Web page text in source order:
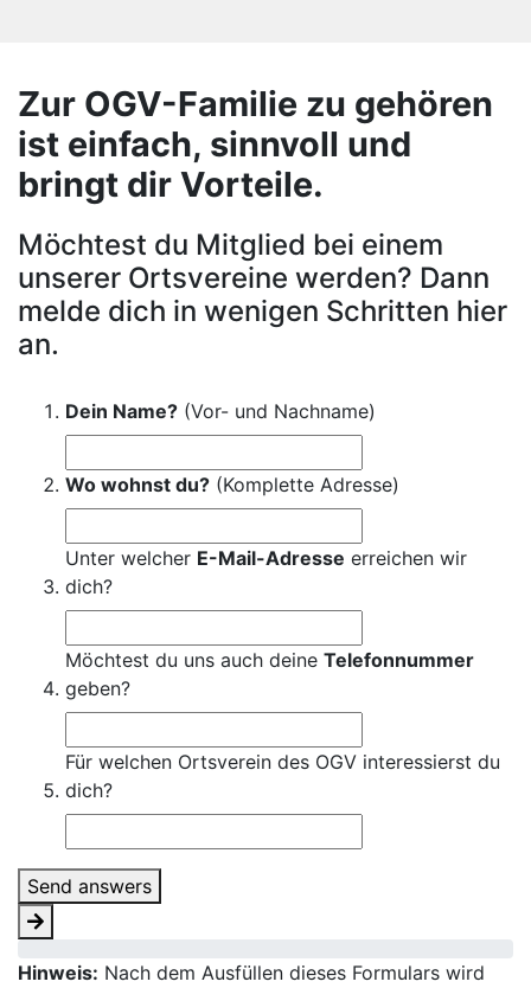
Zur OGV-Familie zu gehören
ist einfach, sinnvoll und
bringt dir Vorteile.
Möchtest du Mitglied bei einem
unserer Ortsvereine werden? Dann
melde dich in wenigen Schritten hier
an.
Dein Name? (Vor- und Nachname)
Wo wohnst du? (Komplette Adresse)
Unter welcher E-Mail-Adresse erreichen wir
dich?
Möchtest du uns auch deine Telefonnummer
geben?
Für welchen Ortsverein des OGV interessierst du
dich?
Send answers
Hinweis: Nach dem Ausfüllen dieses Formulars wird